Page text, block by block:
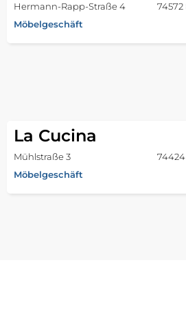
Hermann-Rapp-Straße 4
Möbelgeschäft
La Cucina
Mühlstraße 3
Möbelgeschäft